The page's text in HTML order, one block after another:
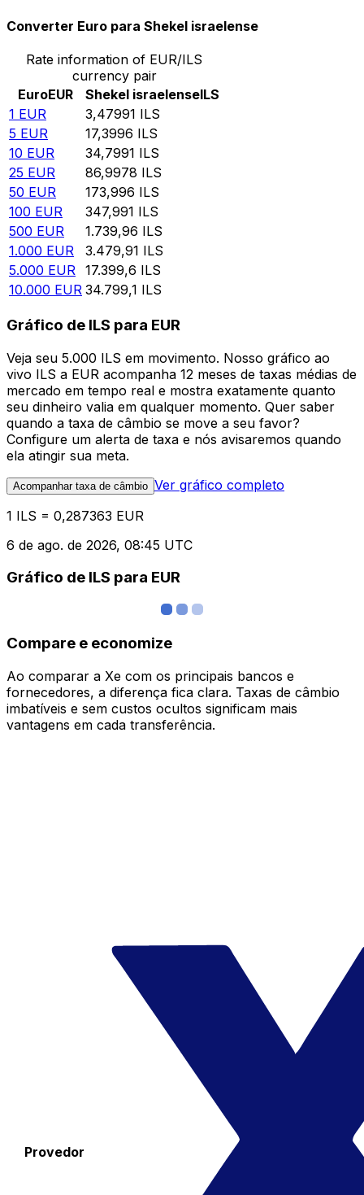
Converter Euro para Shekel israelense
Rate information of EUR/ILS
currency pair
EuroEUR Shekel israelenseILS
1 EUR 3,47991 ILS
5 EUR 17,3996 ILS
10 EUR 34,7991 ILS
25 EUR 86,9978 ILS
50 EUR 173,996 ILS
100 EUR 347,991 ILS
500 EUR 1.739,96 ILS
1.000 EUR 3.479,91 ILS
5.000 EUR 17.399,6 ILS
10.000 EUR 34.799,1 ILS
Gráfico de ILS para EUR
Veja seu 5.000 ILS em movimento. Nosso gráfico ao
vivo ILS a EUR acompanha 12 meses de taxas médias de
mercado em tempo real e mostra exatamente quanto
seu dinheiro valia em qualquer momento. Quer saber
quando a taxa de câmbio se move a seu favor?
Configure um alerta de taxa e nós avisaremos quando
ela atingir sua meta.
Acompanhar taxa de câmbio Ver gráfico completo
1 ILS = 0,287363 EUR
6 de ago. de 2026, 08:45 UTC
Gráfico de ILS para EUR
Compare e economize
Ao comparar a Xe com os principais bancos e
fornecedores, a diferença fica clara. Taxas de câmbio
imbatíveis e sem custos ocultos significam mais
vantagens em cada transferência.
Provedor